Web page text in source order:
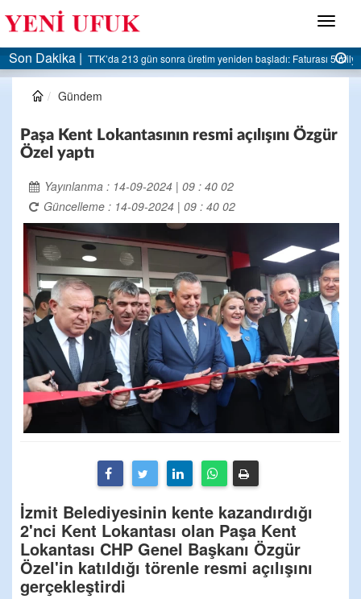
Menü
Son Dakika |AK Parti Ereğli İlçe Başkanlığı’ndan belediyeye sert
Gündem
Paşa Kent Lokantasının resmi açılışını Özgür
Özel yaptı
Yayınlanma : 14-09-2024 | 09 : 40 02
Güncelleme : 14-09-2024 | 09 : 40 02
İzmit Belediyesinin kente kazandırdığı
2'nci Kent Lokantası olan Paşa Kent
Lokantası CHP Genel Başkanı Özgür
Özel'in katıldığı törenle resmi açılışını
gerçekleştirdi